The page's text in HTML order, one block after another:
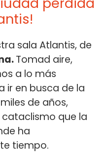
sala Atlantis, de
Tomad aire,
a lo más
ir en busca de la
de años,
que la
ha
tiempo.